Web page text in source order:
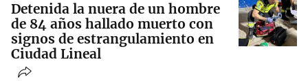
Detenida la nuera de un hombre
de 84 años hallado muerto con
signos de estrangulamiento en
Ciudad Lineal